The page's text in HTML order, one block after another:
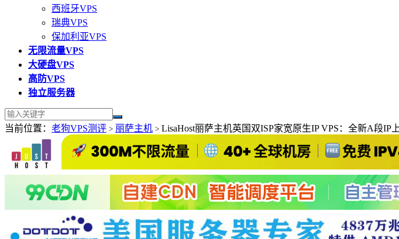
西班牙VPS
瑞典VPS
保加利亚VPS
无限流量VPS
大硬盘VPS
高防VPS
独立服务器
当前位置： 老狗VPS测评 > 丽萨主机 > LisaHost丽萨主机英国双ISP家宽原生IP VPS：全新A段IP